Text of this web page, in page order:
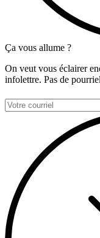
Ça vous allume ?
On veut vous éclairer
infolettre. Pas de